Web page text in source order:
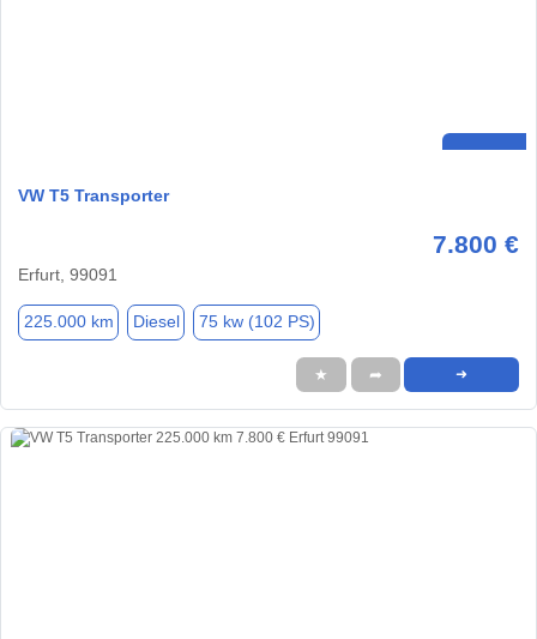
VW T5 Transporter
7.800 €
Erfurt, 99091
225.000 km Diesel 75 kw (102 PS)
★ ➦ ➜